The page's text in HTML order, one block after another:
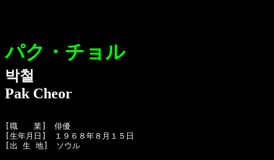
パク・チョル
박철
Pak Cheor
[職　　業]　俳優
[生年月日]　１９６８年８月１５日
[出 生 地]　ソウル